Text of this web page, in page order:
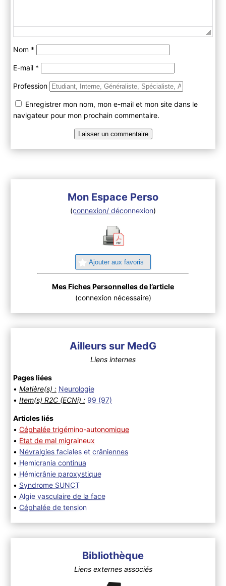
Nom *
E-mail *
Profession
Enregistrer mon nom, mon e-mail et mon site dans le
navigateur pour mon prochain commentaire.
Mon Espace Perso
(connexion/ déconnexion)
Ajouter aux favoris
Mes Fiches Personnelles de l’article
(connexion nécessaire)
Ailleurs sur MedG
Liens internes
Pages liées
• Matière(s) : Neurologie
• Item(s) R2C (ECNi) : 99 (97)
Articles liés
• Céphalée trigémino-autonomique
• Etat de mal migraineux
• Névralgies faciales et crâniennes
• Hemicrania continua
• Hémicrânie paroxystique
• Syndrome SUNCT
• Algie vasculaire de la face
• Céphalée de tension
Bibliothèque
Liens externes associés